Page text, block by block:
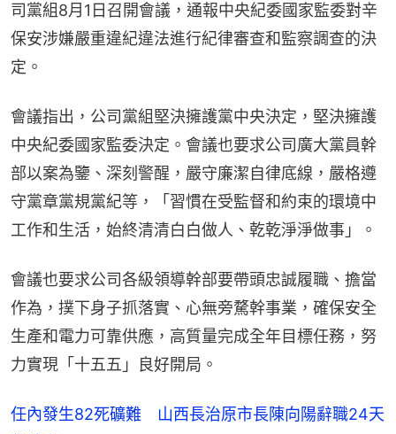
司黨組8月1日召開會議，通報中央紀委國家監委對辛
保安涉嫌嚴重違紀違法進行紀律審查和監察調查的決
定。
會議指出，公司黨組堅決擁護黨中央決定，堅決擁護
中央紀委國家監委決定。會議也要求公司廣大黨員幹
部以案為鑒、深刻警醒，嚴守廉潔自律底線，嚴格遵
守黨章黨規黨紀等，「習慣在受監督和約束的環境中
工作和生活，始終清清白白做人、乾乾淨淨做事」。
會議也要求公司各級領導幹部要帶頭忠誠履職、擔當
作為，撲下身子抓落實、心無旁騖幹事業，確保安全
生產和電力可靠供應，高質量完成全年目標任務，努
力實現「十五五」良好開局。
任內發生82死礦難 山西長治原市長陳向陽辭職24天